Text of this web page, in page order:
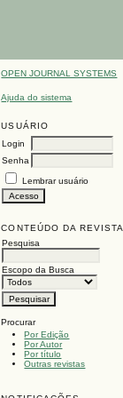
OPEN JOURNAL SYSTEMS
Ajuda do sistema
USUÁRIO
Login
Senha
Lembrar usuário
CONTEÚDO DA REVISTA
Pesquisa
Escopo da Busca
Procurar
Por Edição
Por Autor
Por título
Outras revistas